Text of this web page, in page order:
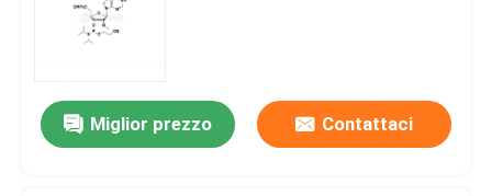
Circa noiMiglior prezzo Contattaci